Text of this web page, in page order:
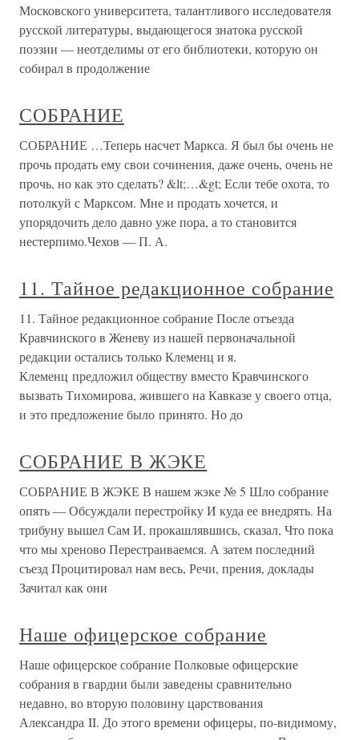
Московского университета, талантливого исследователя
русской литературы, выдающегося знатока русской
поэзии — неотделимы от его библиотеки, которую он
собирал в продолжение
СОБРАНИЕ
СОБРАНИЕ …Теперь насчет Маркса. Я был бы очень не
прочь продать ему свои сочинения, даже очень, очень не
прочь, но как это сделать? &lt;…&gt; Если тебе охота, то
потолкуй с Марксом. Мне и продать хочется, и
упорядочить дело давно уже пора, а то становится
нестерпимо.Чехов — П. А.
11. Тайное редакционное собрание
11. Тайное редакционное собрание После отъезда
Кравчинского в Женеву из нашей первоначальной
редакции остались только Клеменц и я.
Клеменц предложил обществу вместо Кравчинского
вызвать Тихомирова, жившего на Кавказе у своего отца,
и это предложение было принято. Но до
СОБРАНИЕ В ЖЭКЕ
СОБРАНИЕ В ЖЭКЕ В нашем жэке № 5 Шло собрание
опять — Обсуждали перестройку И куда ее внедрять. На
трибуну вышел Сам И, прокашлявшись, сказал, Что пока
что мы хреново Перестраиваемся. А затем последний
съезд Процитировал нам весь, Речи, прения, доклады
Зачитал как они
Наше офицерское собрание
Наше офицерское собрание Полковые офицерские
собрания в гвардии были заведены сравнительно
недавно, во вторую половину царствования
Александра II. До этого времени офицеры, по-видимому,